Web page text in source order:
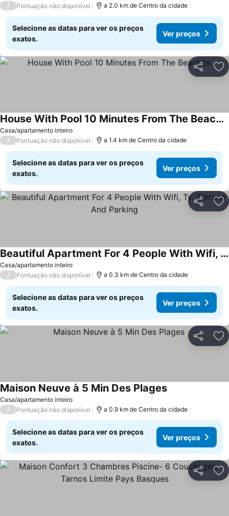
/ Pontuação não disponível a 2.0 km de Centro da cidade
Selecione as datas para ver os preços
exatos.
Ver preços
Partilhar
Casa/apartamento inteiro
House With Pool 10 Minutes From The Beaches
Ver preços
/ Pontuação não disponível a 1.4 km de Centro da cidade
Selecione as datas para ver os preços
exatos.
Ver preços
Partilhar
Casa/apartamento inteiro
Beautiful Apartment For 4 People With Wifi, Tv, Terrace And Parking
Ver preços
/ Pontuação não disponível a 0.3 km de Centro da cidade
Selecione as datas para ver os preços
exatos.
Ver preços
Partilhar
Casa/apartamento inteiro
Maison Neuve à 5 Min Des PlagesVer preços
/ Pontuação não disponível a 0.9 km de Centro da cidade
Selecione as datas para ver os preços
exatos.
Ver preços
Partilhar